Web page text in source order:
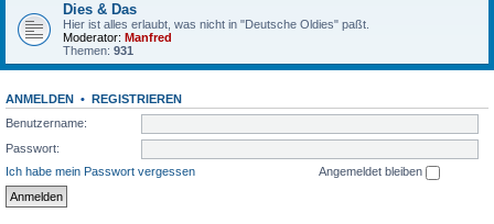
Dies & Das
Hier ist alles erlaubt, was nicht in "Deutsche Oldies" paßt.
Moderator: Manfred
Themen: 931
ANMELDEN • REGISTRIEREN
Benutzername:
Passwort:
Ich habe mein Passwort vergessen
Angemeldet bleiben